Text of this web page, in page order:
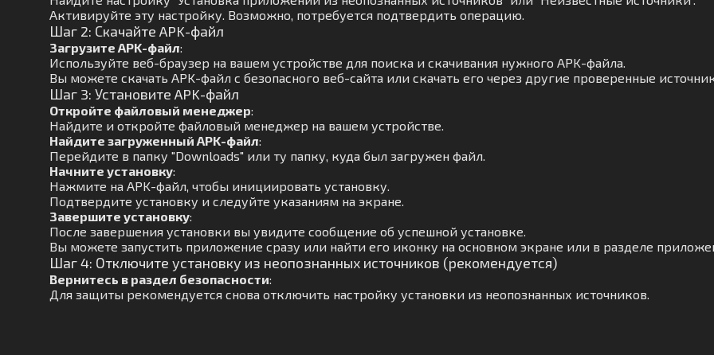
Активируйте эту настройку. Возможно, потребуется подтвердить операцию.
Шаг 2: Скачайте APK-файл
Загрузите APK-файл:
Используйте веб-браузер на вашем устройстве для поиска и скачивания нужного APK-файла.
Вы можете скачать APK-файл с безопасного веб-сайта или скачать его через другие проверенные
Шаг 3: Установите APK-файл
Откройте файловый менеджер:
Найдите и откройте файловый менеджер на вашем устройстве.
Найдите загруженный APK-файл:
Перейдите в папку "Downloads" или ту папку, куда был загружен файл.
Начните установку:
Нажмите на APK-файл, чтобы инициировать установку.
Подтвердите установку и следуйте указаниям на экране.
Завершите установку:
После завершения установки вы увидите сообщение об успешной установке.
Вы можете запустить приложение сразу или найти его иконку на основном экране или в разделе
Шаг 4: Отключите установку из неопознанных источников (рекомендуется)
Вернитесь в раздел безопасности:
Для защиты рекомендуется снова отключить настройку установки из неопознанных источников.